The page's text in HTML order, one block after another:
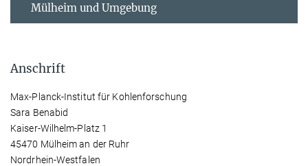
Mülheim und Umgebung
Anschrift
Max-Planck-Institut für Kohlenforschung
Sara Benabid
Kaiser-Wilhelm-Platz 1
45470 Mülheim an der Ruhr
Nordrhein-Westfalen